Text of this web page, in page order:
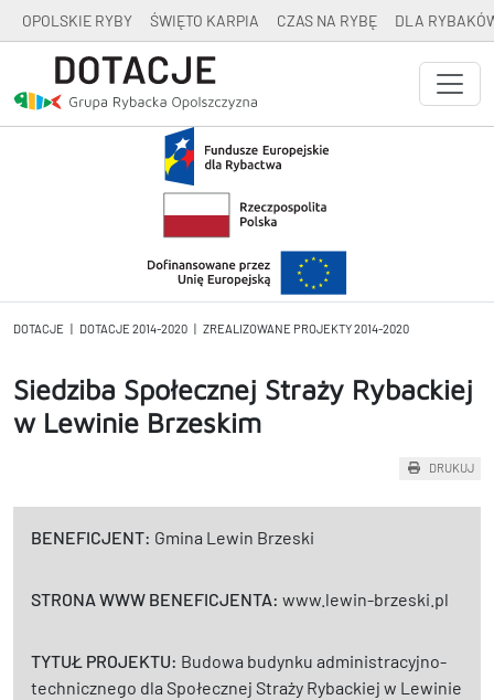
OPOLSKIE RYBY ŚWIĘTO KARPIA CZAS NA RYBĘ DLA
DOTACJE DOTACJE 2014-2020 ZREALIZOWANE PROJEKTY 2014-2020
Siedziba Społecznej Straży Rybackiej
w Lewinie Brzeskim
DRUKUJ
BENEFICJENT: Gmina Lewin Brzeski
STRONA WWW BENEFICJENTA: www.lewin-brzeski.pl
TYTUŁ PROJEKTU: Budowa budynku administracyjno-
technicznego dla Społecznej Straży Rybackiej w Lewinie